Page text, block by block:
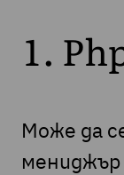
1.
Може да
мениджър